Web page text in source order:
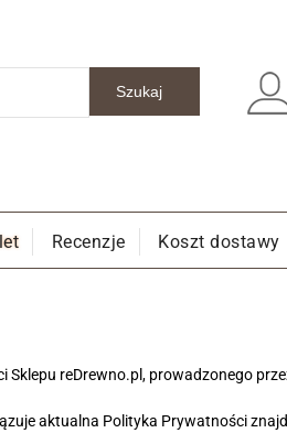
Recenzje Koszt dostawy
reDrewno.pl, prowadzonego
aktualna Polityka Prywatności